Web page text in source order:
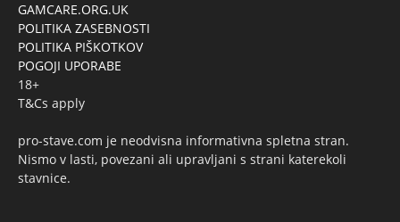
GAMCARE.ORG.UK
POLITIKA ZASEBNOSTI
POLITIKA PIŠKOTKOV
POGOJI UPORABE
18+
T&Cs apply
pro-stave.com je neodvisna informativna spletna stran.
Nismo v lasti, povezani ali upravljani s strani katerekoli
stavnice.